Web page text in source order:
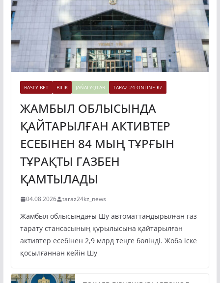
BASTY BET BILİK JAŃALYQTAR TARAZ 24 ONLINE KZ
ЖАМБЫЛ ОБЛЫСЫНДА
ҚАЙТАРЫЛҒАН АКТИВТЕР
ЕСЕБІНЕН 84 МЫҢ ТҰРҒЫН
ТҰРАҚТЫ ГАЗБЕН
ҚАМТЫЛАДЫ
тарату стансасының құрылысына қайтарылған
активтер есебінен 2,9 млрд теңге бөлінді. Жоба іске
қосылғаннан кейін Шу